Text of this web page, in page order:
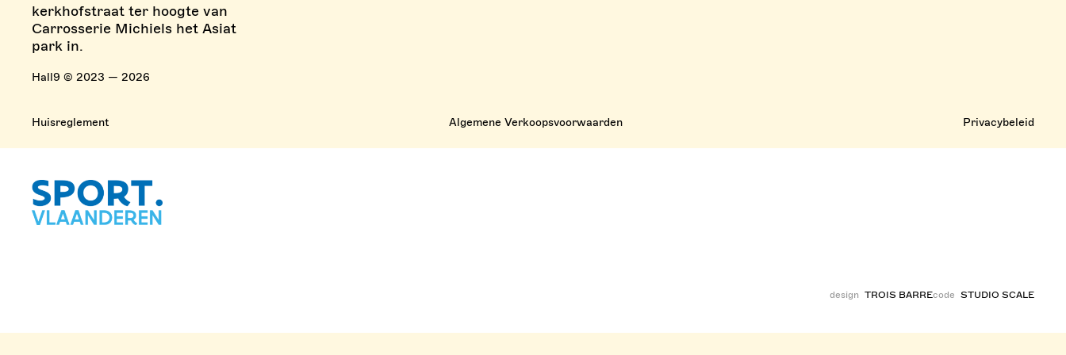
kerkhofstraat ter hoogte van
Carrosserie Michiels het Asiat
park in.
Hall9 © 2023 — 2026
Huisreglement Algemene Verkoopsvoorwaarden Privacybeleid
design TROIS BARREcode STUDIO SCALE